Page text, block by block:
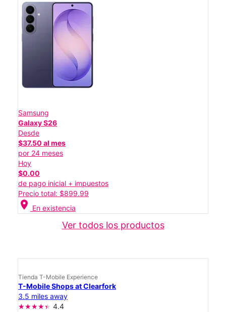
Samsung
Galaxy S26
Desde
$37.50 al mes
por 24 meses
Hoy
$0.00
de pago inicial + impuestos
Precio total: $899.99
location_on En existencia
Ver todos los productos
Tienda T-Mobile Experience
T-Mobile Shops at Clearfork
3.5 miles away
4.4